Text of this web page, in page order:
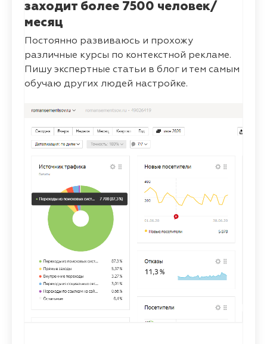
заходит более 7500 человек/
месяц
Постоянно развиваюсь и прохожу
различные курсы по контекстной рекламе.
Пишу экспертные статьи в блог и тем самым
обучаю других людей настройке.